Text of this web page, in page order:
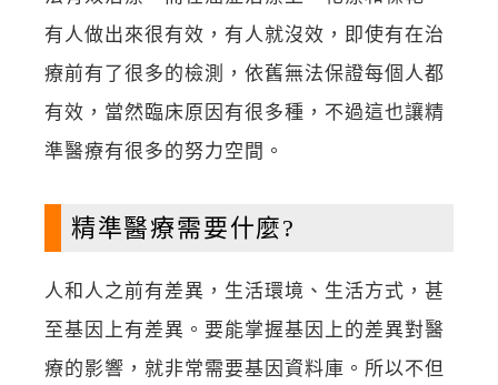
有人做出來很有效，有人就沒效，即使有在治
療前有了很多的檢測，依舊無法保證每個人都
有效，當然臨床原因有很多種，不過這也讓精
準醫療有很多的努力空間。
精準醫療需要什麼?
人和人之前有差異，生活環境、生活方式，甚
至基因上有差異。要能掌握基因上的差異對醫
療的影響，就非常需要基因資料庫。所以不但